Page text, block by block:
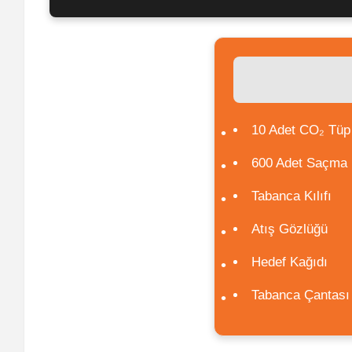
10 Adet CO₂ Tüp
600 Adet Saçma
Tabanca Kılıfı
Atış Gözlüğü
Hedef Kağıdı
Tabanca Çantası